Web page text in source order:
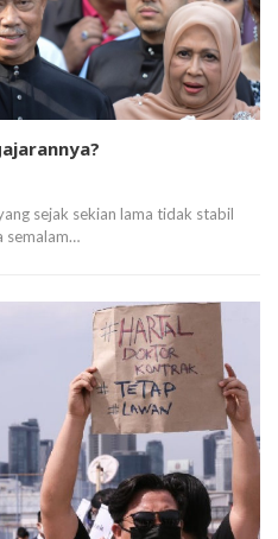
sejak sekian lama tidak stabil
semalam…